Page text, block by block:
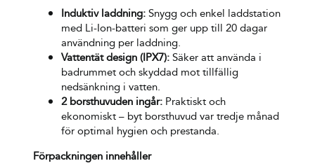
Induktiv laddning:Snygg och enkel laddstation
med Li-Ion-batteri som ger upp till 20 dagar
användning per laddning.
Vattentät design (IPX7):Säker att använda i
badrummet och skyddad mot tillfällig
nedsänkning i vatten.
2 borsthuvuden ingår:Praktiskt och
ekonomiskt – byt borsthuvud var tredje månad
för optimal hygien och prestanda.
Förpackningen innehåller